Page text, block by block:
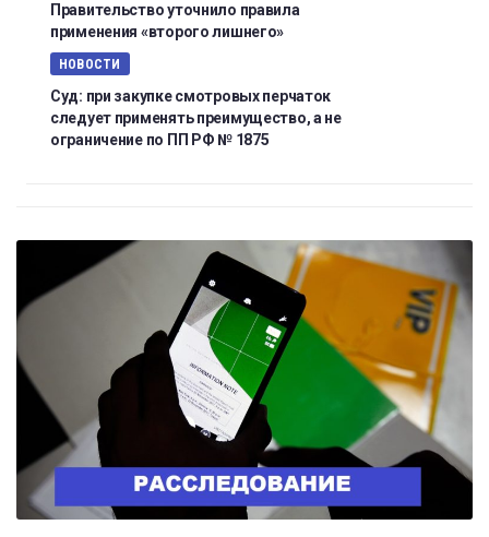
Правительство уточнило правила
применения «второго лишнего»
НОВОСТИ
Суд: при закупке смотровых перчаток
следует применять преимущество, а не
ограничение по ПП РФ № 1875